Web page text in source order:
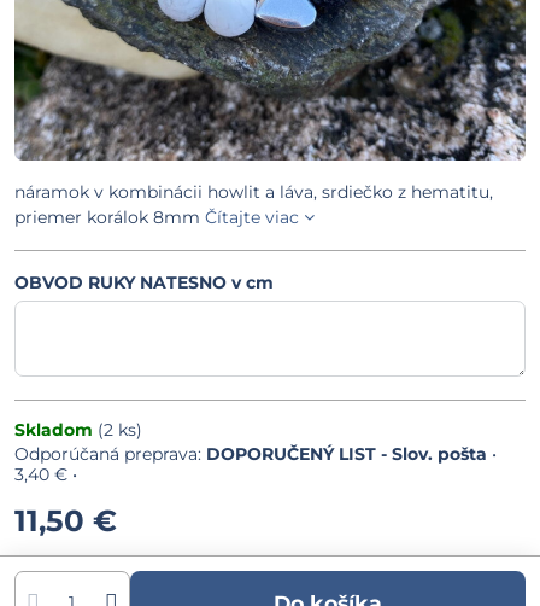
náramok v kombinácii howlit a láva, srdiečko z hematitu,
priemer korálok 8mm Čítajte viac
OBVOD RUKY NATESNO v cm
Skladom (2 ks)
DOPORUČENÝ LIST - Slov. pošta •
3,40 € •
11,50 €